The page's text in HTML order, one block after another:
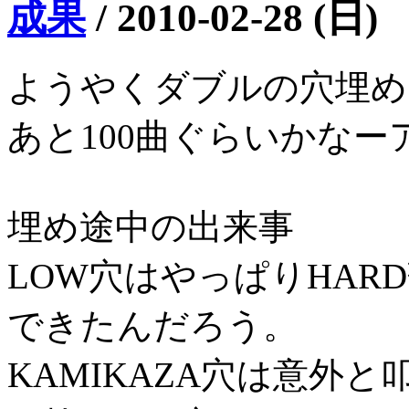
成果/ 2010-02-28 (日)
ようやくダブルの穴埋
あと100曲ぐらいかなー
埋め途中の出来事
LOW穴はやっぱり
できたんだろう。
KAMIKAZA穴は意外と